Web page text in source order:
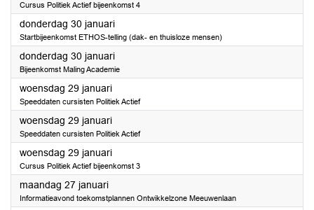
Cursus Politiek Actief bijeenkomst 4
donderdag 30 januari2025
Startbijeenkomst ETHOS-telling (dak- en thuisloze mensen)
donderdag 30 januari2025
Bijeenkomst Maling Academie
woensdag 29 januari2025
Speeddaten cursisten Politiek Actief
woensdag 29 januari2025
Speeddaten cursisten Politiek Actief
woensdag 29 januari2025
Cursus Politiek Actief bijeenkomst 3
maandag 27 januari2025
Informatieavond toekomstplannen Ontwikkelzone Meeuwenlaan